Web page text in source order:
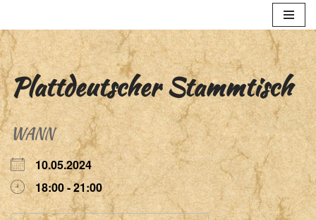
Zum
Inhalt
springen
Plattdeutscher Stammtisch
WANN
10.05.2024
18:00 - 21:00